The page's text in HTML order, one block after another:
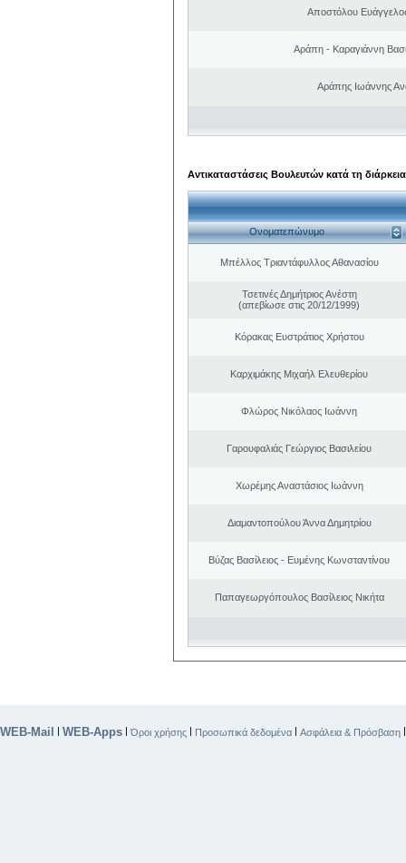
Αποστόλου
Αράπη - Καραγιάννη
Αράπης Ιωάννης
Αντικαταστάσεις Βουλευτών κατά τη
Ονοματεπώνυμο
Μπέλλος Τριαντάφυλλος Αθανασίου
Τσετινές Δημήτριος Ανέστη
(απεβίωσε στις 20/12/1999)
Κόρακας Ευστράτιος Χρήστου
Καρχιμάκης Μιχαήλ Ελευθερίου
Φλώρος Νικόλαος Ιωάννη
Γαρουφαλιάς Γεώργιος Βασιλείου
Χωρέμης Αναστάσιος Ιωάννη
Διαμαντοπούλου Άννα Δημητρίου
Βύζας Βασίλειος - Ευμένης Κωνσταντίνου
Παπαγεωργόπουλος Βασίλειος Νικήτα
WEB-Mail | WEB-Apps |Όροι χρήσης | Προσωπικά δεδομένα | Ασφάλεια & Πρόσβαση